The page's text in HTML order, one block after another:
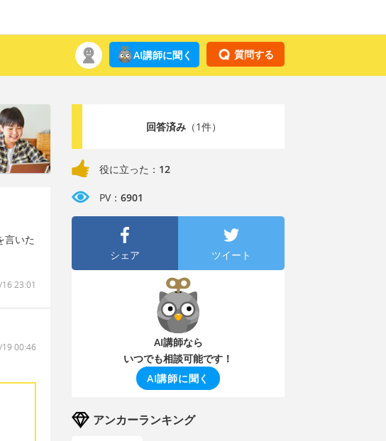
質問する
AI講師に聞く
言いた
23:01
00:46
回答済み（1件）
役に立った： 12
PV： 6901
シェア ツイート
AI講師なら
いつでも相談可能です！
AI講師に聞く
アンカーランキング